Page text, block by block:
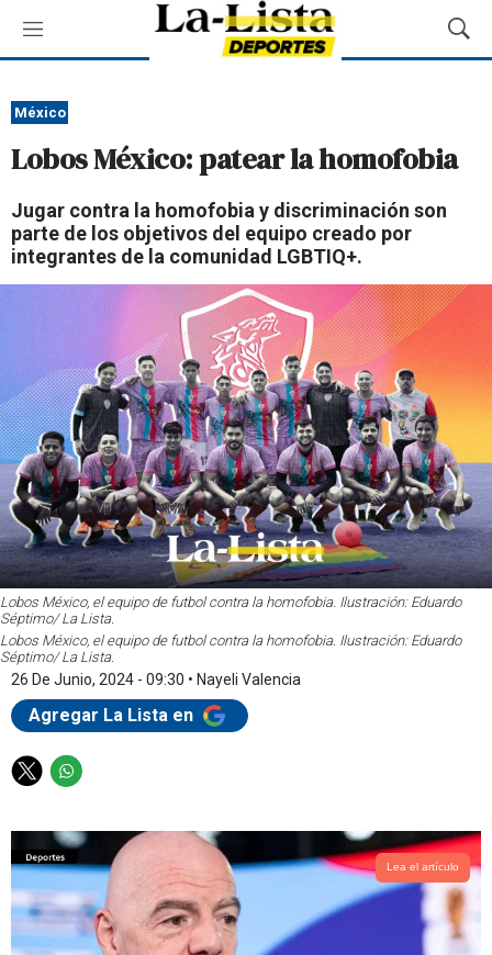
M
e
ú
M
o
r
u
México
Lobos México: patear la homofobia
Jugar contra la homofobia y discriminación son
parte de los objetivos del equipo creado por
integrantes de la comunidad LGBTIQ+.
Lobos México, el equipo de futbol contra la homofobia. Ilustración: Eduardo
Séptimo/ La Lista.
Lobos México, el equipo de futbol contra la homofobia. Ilustración: Eduardo
Séptimo/ La Lista.
26 De Junio, 2024 - 09:30 • Nayeli Valencia
Agregar La Lista en
T
i
t
t
e
r
W
a
t
s
a
p
p
Lea el artículo